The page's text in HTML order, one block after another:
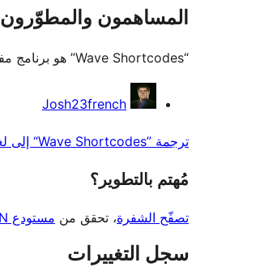
المساهمون والمطوّرون
“Wave Shortcodes” هو برنامج مفتوح المصدر. وقد ساهم هؤلاء الأشخاص بالأسفل في هذه الإضافة.
المساهمون
Josh23french
ترجمة ”Wave Shortcodes“ إلى لغتك.
مُهتم بالتطوير؟
تصفّح الشفرة، تحقق من مستودع SVN
سجل التغييرات